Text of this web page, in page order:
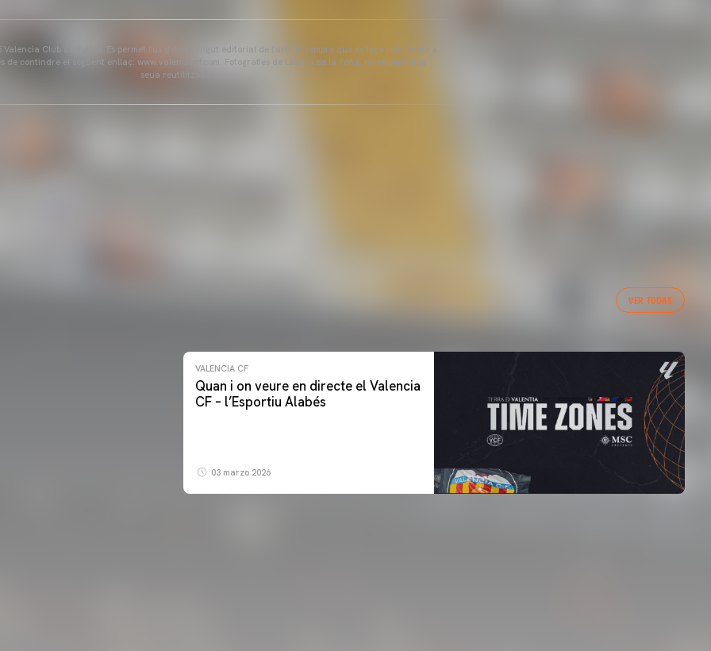
Valencia Club de Futbol. Es permet l'ús del contingut editorial de l'article sempre que es faça referència a
de contindre el següent enllaç: www.valenciacf.com. Fotografies de Lázaro de la Peña, no es permet la
seua reutilització.
VER TODAS
VALENCIA CF
Quan i on veure en directe el Valencia
CF – l’Esportiu Alabés
03 marzo 2026